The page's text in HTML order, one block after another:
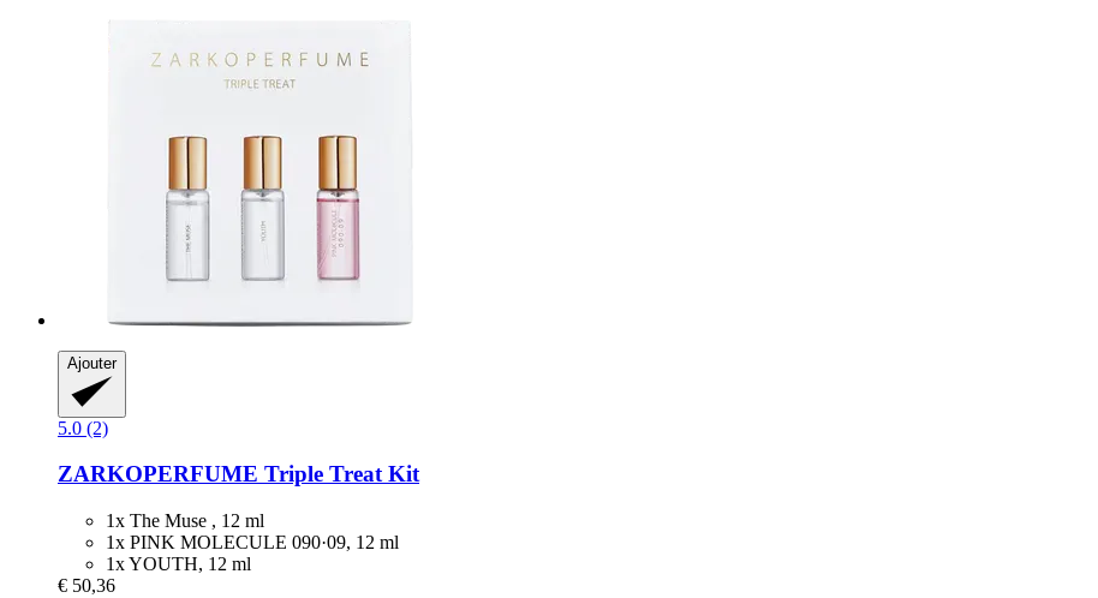
Ajouter
5.0 (2)
ZARKOPERFUME Triple Treat Kit
1x The Muse , 12 ml
1x PINK MOLECULE 090·09, 12 ml
1x YOUTH, 12 ml
€ 50,36